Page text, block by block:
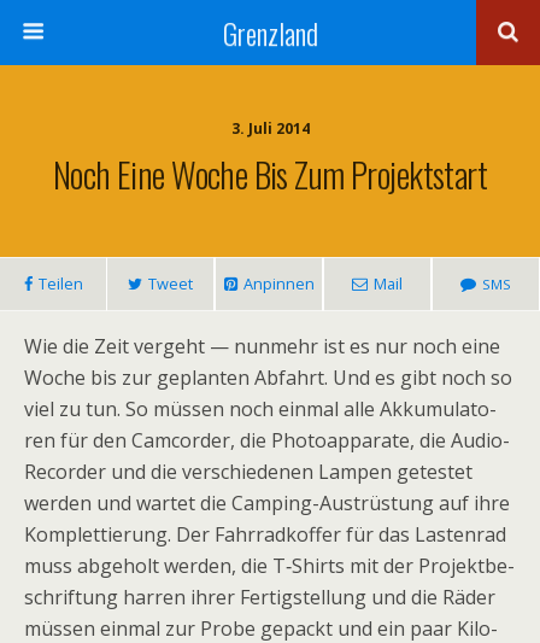
Grenzland
3. Juli 2014
Noch Eine Woche Bis Zum Projektstart
Tei­len Tweet Anpin­nen Mail SMS
Wie die Zeit ver­geht — nun­mehr ist es nur noch eine
Woche bis zur geplan­ten Abfahrt. Und es gibt noch so
viel zu tun. So müs­sen noch ein­mal alle Akku­mu­la­to­
ren für den Cam­cor­der, die Pho­to­ap­pa­rate, die Audio-
Recor­der und die ver­schie­de­nen Lam­pen getes­tet
wer­den und war­tet die Cam­ping-Aus­t­rüs­tung auf ihre
Kom­plet­tie­rung. Der Fahr­rad­kof­fer für das Las­ten­rad
muss abge­holt wer­den, die T‑Shirts mit der Pro­jekt­be­
schrif­tung har­ren ihrer Fer­tig­stel­lung und die Räder
müs­sen ein­mal zur Probe gepackt und ein paar Kilo­